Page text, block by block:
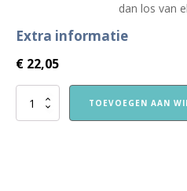
dan los van
Extra informatie
€ 22,05
VVE
TOEVOEGEN AAN